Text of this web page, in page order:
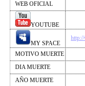
WEB OFICIAL
YOUTUBE
MY SPACE
MOTIVO MUERTE
DIA MUERTE
AÑO MUERTE